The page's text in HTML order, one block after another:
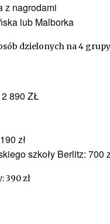
z nagrodami
lub Malborka
dzielonych na 4
890 ZŁ
zł
szkoły Berlitz: 700
390 zł